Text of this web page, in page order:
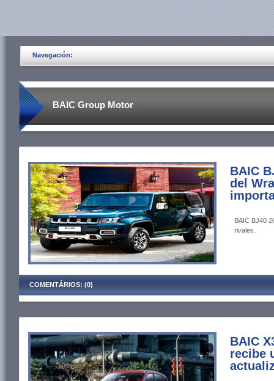
Navegación:
BAIC Group Motor
BAIC
del
BAIC BJ40
rivales.
COMENTÁRIOS: (0)
BAIC
recibe